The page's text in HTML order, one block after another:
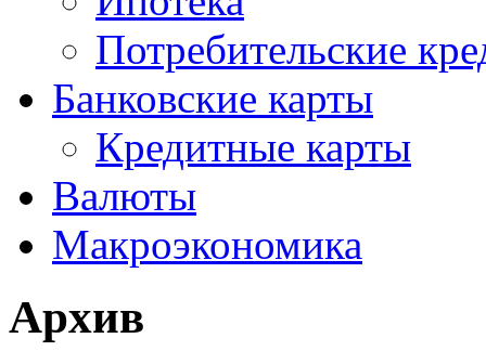
Потребительские
Банковские карты
Кредитные карты
Валюты
Макроэкономика
Архив